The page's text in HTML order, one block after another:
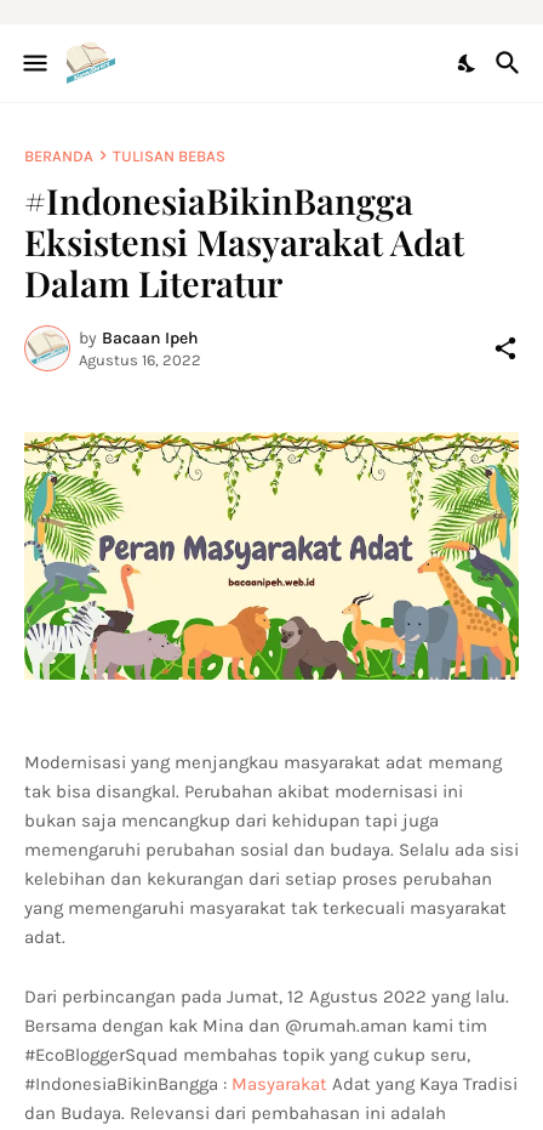
BERANDA TULISAN BEBAS
#IndonesiaBikinBangga
Eksistensi Masyarakat Adat
Dalam Literatur
by Bacaan Ipeh
Agustus 16, 2022
Modernisasi yang menjangkau masyarakat adat memang
tak bisa disangkal. Perubahan akibat modernisasi ini
bukan saja mencangkup dari kehidupan tapi juga
memengaruhi perubahan sosial dan budaya. Selalu ada sisi
kelebihan dan kekurangan dari setiap proses perubahan
yang memengaruhi masyarakat tak terkecuali masyarakat
adat.
Dari perbincangan pada Jumat, 12 Agustus 2022 yang lalu.
Bersama dengan kak Mina dan @rumah.aman kami tim
#EcoBloggerSquad membahas topik yang cukup seru,
#IndonesiaBikinBangga : Masyarakat Adat yang Kaya Tradisi
dan Budaya. Relevansi dari pembahasan ini adalah